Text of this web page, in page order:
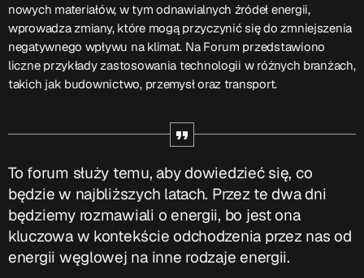
search
ON AIR
Audycja
Serwis Informacyjny
14:00 - 14:05
nowych materiałów, w tym odnawialnych źródeł energii,
wprowadza zmiany, które mogą przyczynić się do zmniejszenia
negatywnego wpływu na klimat. Na Forum przedstawiono
liczne przykłady zastosowania technologii w różnych branżach,
takich jak budownictwo, przemysł oraz transport.
To forum służy temu, aby dowiedzieć się, co
będzie w najbliższych latach. Przez te dwa dni
będziemy rozmawiali o energii, bo jest ona
kluczowa w kontekście odchodzenia przez nas od
energii węglowej na inne rodzaje energii.